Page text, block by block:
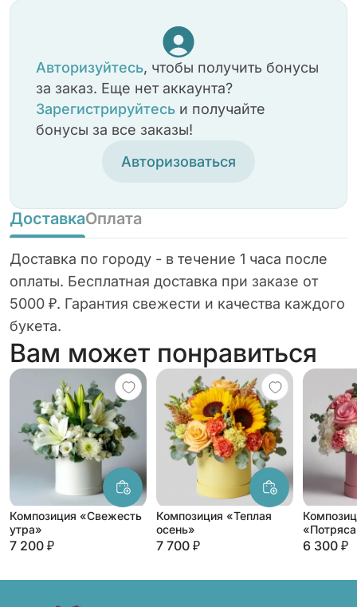
Авторизуйтесь, чтобы получить бонусы
за заказ. Еще нет аккаунта?
Зарегистрируйтесь и получайте
бонусы за все заказы!
Авторизоваться
ДоставкаОплата
Доставка по городу - в течение 1 часа после
оплаты. Бесплатная доставка при заказе от
5000 ₽. Гарантия свежести и качества каждого
букета.
Вам может понравиться
Композиция «Свежесть
утра»
7 200 ₽
Композиция «Теплая
осень»
7 700 ₽ 6 300 ₽